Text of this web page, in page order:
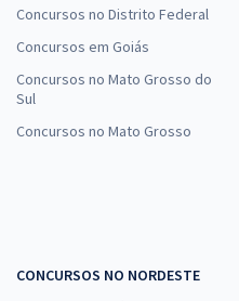
Concursos no Distrito Federal
Concursos em Goiás
Concursos no Mato Grosso do
Sul
Concursos no Mato Grosso
CONCURSOS NO NORDESTE